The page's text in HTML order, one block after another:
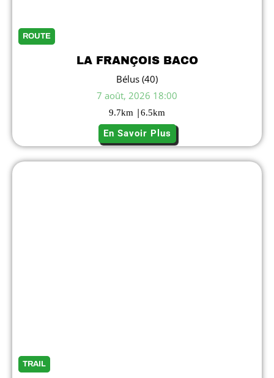
ROUTE
LA FRANÇOIS BACO
Bélus (40)
7 août, 2026 18:00
9.7km |6.5km
En Savoir Plus
TRAIL